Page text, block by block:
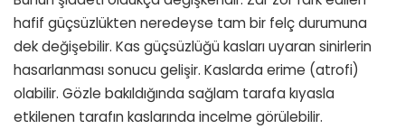
hafif güçsüzlükten neredeyse tam bir felç durumuna
dek değişebilir. Kas güçsüzlüğü kasları uyaran sinirlerin
hasarlanması sonucu gelişir. Kaslarda erime (atrofi)
olabilir. Gözle bakıldığında sağlam tarafa kıyasla
etkilenen tarafın kaslarında incelme görülebilir.